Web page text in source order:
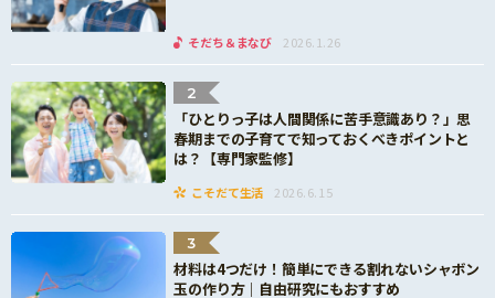
そだち＆まなび 2026.1.26
2
「ひとりっ子は人間関係に苦手意識あり？」思
春期までの子育てで知っておくべきポイントと
は？【専門家監修】
こそだて生活 2026.6.15
3
材料は4つだけ！簡単にできる割れないシャボン
玉の作り方｜自由研究にもおすすめ